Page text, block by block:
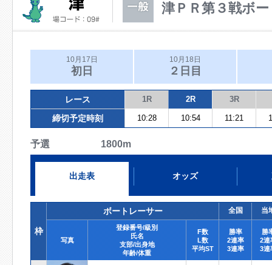
津ＰＲ第３戦ボ
10月17日
初日
10月18日
２日目
レース 1R 2R 3R
締切予定時刻 10:28 10:54 11:21
予選 1800m
出走表 オッズ
枠
ボートレーサー 全国 当
写真
登録番号/級別
氏名
支部/出身地
年齢/体重
F数
L数
平均ST
勝率
2連率
3連率
勝
2連
3連